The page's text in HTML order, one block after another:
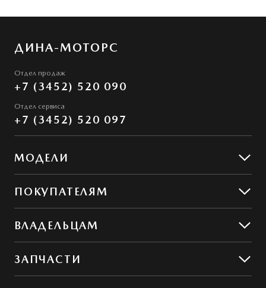
ДИНА-МОТОРС
Отдел продаж
+7 (3452) 520 090
Отдел сервиса
+7 (3452) 520 097
МОДЕЛИ
Mazda CX-50
ПОКУПАТЕЛЯМ
MAZDA ГАРАНТ
ВЛАДЕЛЬЦАМ
Сервис и ремонт
Обслуживание
ЗАПЧАСТИ